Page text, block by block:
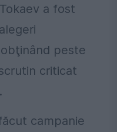
a fost
peste
criticat
campanie